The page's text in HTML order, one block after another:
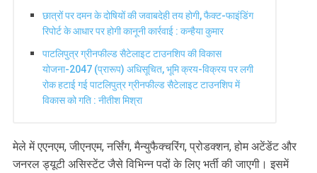
छात्रों पर दमन के दोषियों की जवाबदेही तय होगी, फैक्ट-फाइंडिंग
रिपोर्ट के आधार पर होगी कानूनी कार्रवाई : कन्हैया कुमार
पाटलिपुत्र ग्रीनफील्ड सैटेलाइट टाउनशिप की विकास
योजना-2047 (प्रारूप) अधिसूचित, भूमि क्रय-विक्रय पर लगी
रोक हटाई गई पाटलिपुत्र ग्रीनफील्ड सैटेलाइट टाउनशिप में
विकास को गति : नीतीश मिश्रा
मेले में एएनएम, जीएनएम, नर्सिंग, मैन्युफैक्चरिंग, प्रोडक्शन, होम अटेंडेंट और
जनरल ड्यूटी असिस्टेंट जैसे विभिन्न पदों के लिए भर्ती की जाएगी। इसमें